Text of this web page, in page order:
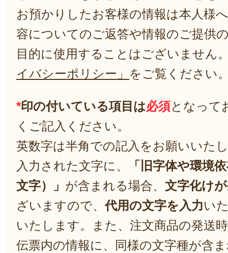
お預かりしたお客様の情報は本人様
容についてのご返答や情報のご提供
目的に使用することはございません
イバシーポリシー」 をご覧ください
*印の付いている項目は必須となって
くご記入ください。
英数字は半角での記入をお願いいた
入力された文字に、
「旧字体や環境
文字）」 が含まれる場合、 文字化け
ざいますので、代用の文字を入力い
いたします。また、注文商品の発送
伝票内の情報に、同様の文字種が含